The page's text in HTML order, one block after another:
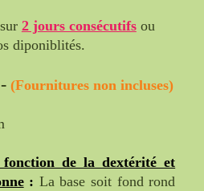
2 jours consécutifsou
diponiblités.
(Fournitures non incluses)
fonction de la dextérité et
: La base soit fond rond